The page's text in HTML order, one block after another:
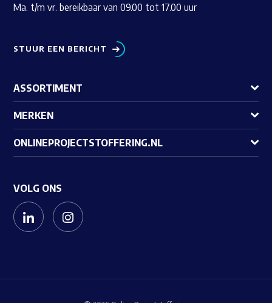
Ma. t/m vr. bereikbaar van 09.00 tot 17.00 uur
STUUR EEN BERICHT
ASSORTIMENT
MERKEN
ONLINEPROJECTSTOFFERING.NL
VOLG ONS